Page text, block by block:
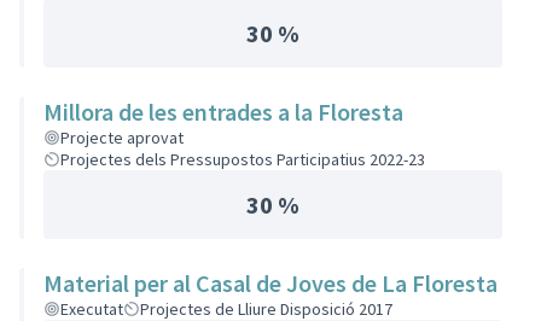
30 %
Millora de les entrades a la Floresta
Projecte aprovat
Projectes dels Pressupostos Participatius 2022-23
30 %
Material per al Casal de Joves de La Floresta
Executat Projectes de Lliure Disposició 2017